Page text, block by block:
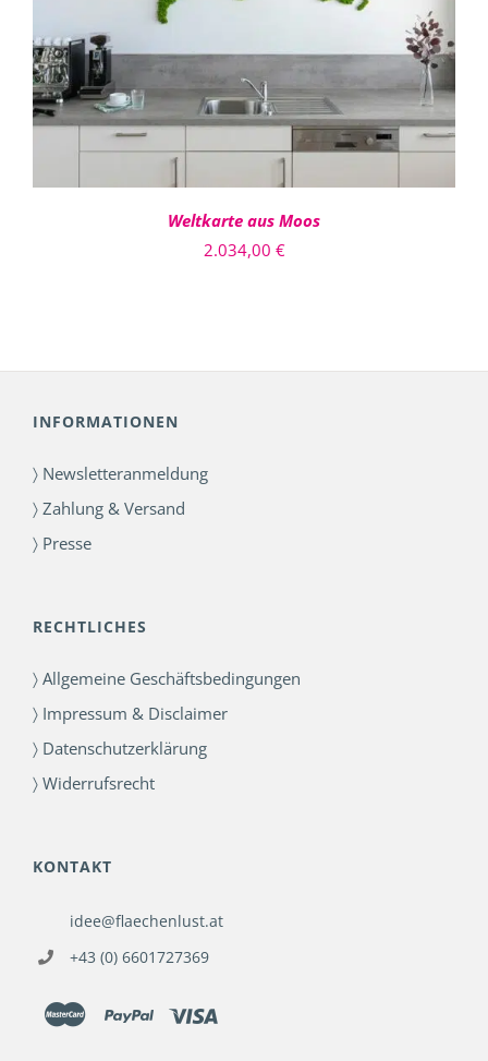
Weltkarte aus Moos
2.034,00 €
INFORMATIONEN
〉 Newsletteranmeldung
〉 Zahlung & Versand
〉 Presse
RECHTLICHES
〉 Allgemeine Geschäftsbedingungen
〉 Impressum & Disclaimer
〉 Datenschutzerklärung
〉 Widerrufsrecht
KONTAKT
idee@flaechenlust.at
+43 (0) 6601727369